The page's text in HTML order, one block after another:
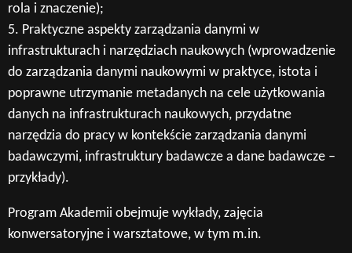
rola i znaczenie);
5. Praktyczne aspekty zarządzania danymi w
infrastrukturach i narzędziach naukowych (wprowadzenie
do zarządzania danymi naukowymi w praktyce, istota i
poprawne utrzymanie metadanych na cele użytkowania
danych na infrastrukturach naukowych, przydatne
narzędzia do pracy w kontekście zarządzania danymi
badawczymi, infrastruktury badawcze a dane badawcze –
przykłady).
Program Akademii obejmuje wykłady, zajęcia
konwersatoryjne i warsztatowe, w tym m.in.